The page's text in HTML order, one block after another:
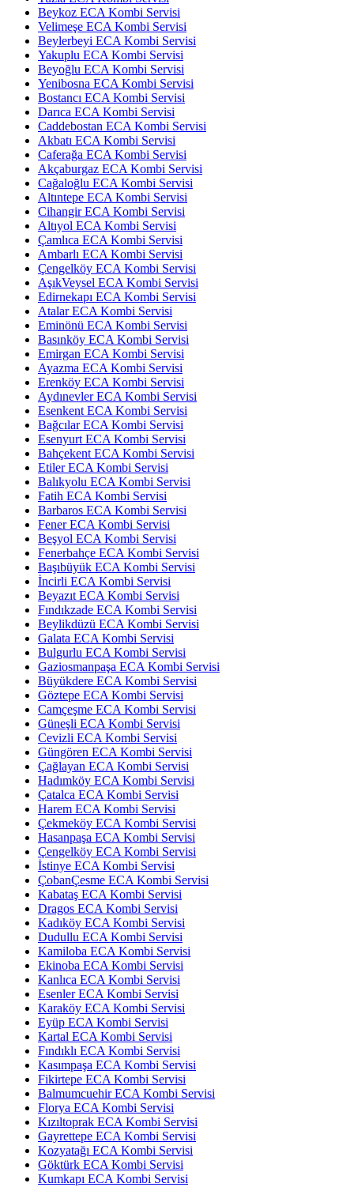
Beykoz ECA Kombi Servisi
Velimeşe ECA Kombi Servisi
Beylerbeyi ECA Kombi Servisi
Yakuplu ECA Kombi Servisi
Beyoğlu ECA Kombi Servisi
Yenibosna ECA Kombi Servisi
Bostancı ECA Kombi Servisi
Darıca ECA Kombi Servisi
Caddebostan ECA Kombi Servisi
Akbatı ECA Kombi Servisi
Caferağa ECA Kombi Servisi
Akçaburgaz ECA Kombi Servisi
Cağaloğlu ECA Kombi Servisi
Altıntepe ECA Kombi Servisi
Cihangir ECA Kombi Servisi
Altıyol ECA Kombi Servisi
Çamlıca ECA Kombi Servisi
Ambarlı ECA Kombi Servisi
Çengelköy ECA Kombi Servisi
AşıkVeysel ECA Kombi Servisi
Edirnekapı ECA Kombi Servisi
Atalar ECA Kombi Servisi
Eminönü ECA Kombi Servisi
Basınköy ECA Kombi Servisi
Emirgan ECA Kombi Servisi
Ayazma ECA Kombi Servisi
Erenköy ECA Kombi Servisi
Aydınevler ECA Kombi Servisi
Esenkent ECA Kombi Servisi
Bağcılar ECA Kombi Servisi
Esenyurt ECA Kombi Servisi
Bahçekent ECA Kombi Servisi
Etiler ECA Kombi Servisi
Balıkyolu ECA Kombi Servisi
Fatih ECA Kombi Servisi
Barbaros ECA Kombi Servisi
Fener ECA Kombi Servisi
Beşyol ECA Kombi Servisi
Fenerbahçe ECA Kombi Servisi
Başıbüyük ECA Kombi Servisi
İncirli ECA Kombi Servisi
Beyazıt ECA Kombi Servisi
Fındıkzade ECA Kombi Servisi
Beylikdüzü ECA Kombi Servisi
Galata ECA Kombi Servisi
Bulgurlu ECA Kombi Servisi
Gaziosmanpaşa ECA Kombi Servisi
Büyükdere ECA Kombi Servisi
Göztepe ECA Kombi Servisi
Camçeşme ECA Kombi Servisi
Güneşli ECA Kombi Servisi
Cevizli ECA Kombi Servisi
Güngören ECA Kombi Servisi
Çağlayan ECA Kombi Servisi
Hadımköy ECA Kombi Servisi
Çatalca ECA Kombi Servisi
Harem ECA Kombi Servisi
Çekmeköy ECA Kombi Servisi
Hasanpaşa ECA Kombi Servisi
Çengelköy ECA Kombi Servisi
İstinye ECA Kombi Servisi
ÇobanÇesme ECA Kombi Servisi
Kabataş ECA Kombi Servisi
Dragos ECA Kombi Servisi
Kadıköy ECA Kombi Servisi
Dudullu ECA Kombi Servisi
Kamiloba ECA Kombi Servisi
Ekinoba ECA Kombi Servisi
Kanlıca ECA Kombi Servisi
Esenler ECA Kombi Servisi
Karaköy ECA Kombi Servisi
Eyüp ECA Kombi Servisi
Kartal ECA Kombi Servisi
Fındıklı ECA Kombi Servisi
Kasımpaşa ECA Kombi Servisi
Fikirtepe ECA Kombi Servisi
Balmumcuehir ECA Kombi Servisi
Florya ECA Kombi Servisi
Kızıltoprak ECA Kombi Servisi
Gayrettepe ECA Kombi Servisi
Kozyatağı ECA Kombi Servisi
Göktürk ECA Kombi Servisi
Kumkapı ECA Kombi Servisi